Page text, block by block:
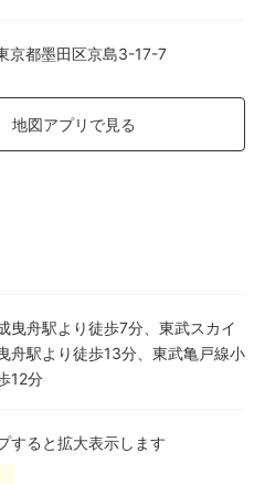
京都墨田区京島3-17-7
地図アプリで見る
曳舟駅より徒歩7分、東武スカイ
舟駅より徒歩13分、東武亀戸線小
12分
すると拡大表示します